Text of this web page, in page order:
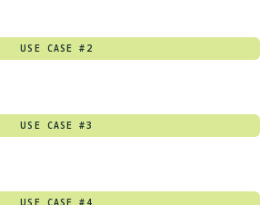
USE CASE #2
USE CASE #3
USE CASE #4